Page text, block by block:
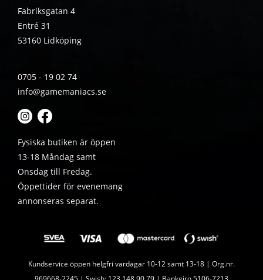
Fabriksgatan 4
Entré 31
53160 Lidköping
0705 - 19 02 74
info@gamemaniacs.se
Fysiska butiken är öppen
13-18 Måndag samt
Onsdag till Fredag.
Öppettider för evenemang
annonseras separat.
Kundservice öppen helgfri vardagar 10-12 samt 13-18 | Org.nr.